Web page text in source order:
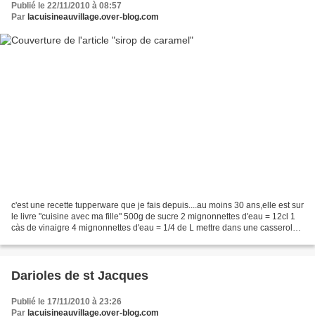
Publié le 22/11/2010 à 08:57
Par lacuisineauvillage.over-blog.com
c'est une recette tupperware que je fais depuis....au moins 30 ans,elle est sur
le livre "cuisine avec ma fille" 500g de sucre 2 mignonnettes d'eau = 12cl 1
càs de vinaigre 4 mignonnettes d'eau = 1/4 de L mettre dans une casserole
Darioles de st Jacques
Publié le 17/11/2010 à 23:26
Par lacuisineauvillage.over-blog.com